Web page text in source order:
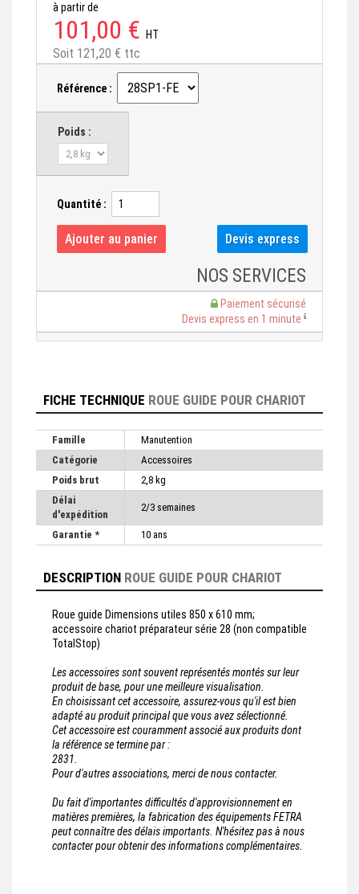
à partir de
101,00 € HT
Soit 121,20 € ttc
Référence :
Poids :
Quantité :
NOS SERVICES
Paiement sécurisé
Devis express en 1 minute
FICHE TECHNIQUE ROUE GUIDE POUR CHARIOT
Famille
Manutention
Catégorie
Accessoires
Poids brut
2,8 kg
Délai
d'expédition
2/3 semaines
Garantie * 10 ans
DESCRIPTION ROUE GUIDE POUR CHARIOT
Roue guide Dimensions utiles 850 x 610 mm;
accessoire chariot préparateur série 28 (non compatible
TotalStop)
Les accessoires sont souvent représentés montés sur leur
produit de base, pour une meilleure visualisation.
En choisissant cet accessoire, assurez-vous qu'il est bien
adapté au produit principal que vous avez sélectionné.
Cet accessoire est couramment associé aux produits dont
la référence se termine par :
2831.
Pour d'autres associations, merci de nous contacter.
Du fait d'importantes difficultés d'approvisionnement en
matières premières, la fabrication des équipements FETRA
peut connaître des délais importants. N'hésitez pas à nous
contacter pour obtenir des informations complémentaires.